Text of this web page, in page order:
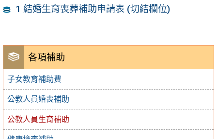
各項補助
子女教育補助費
公教人員婚喪補助
公教人員生育補助
1 結婚生育喪葬補助申請表 (切結欄位)